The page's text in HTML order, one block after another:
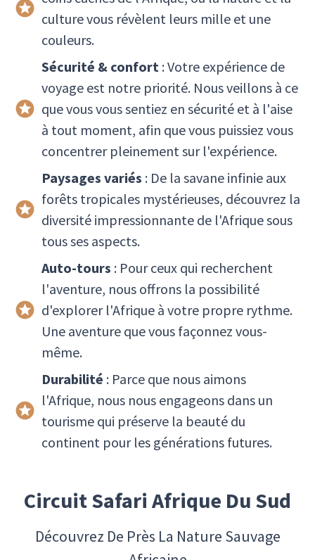
culture vous révèlent leurs mille et une
couleurs.
Sécurité & confort : Votre expérience de
voyage est notre priorité. Nous veillons à ce
que vous vous sentiez en sécurité et à l'aise
à tout moment, afin que vous puissiez vous
concentrer pleinement sur l'expérience.
Paysages variés : De la savane infinie aux
forêts tropicales mystérieuses, découvrez la
diversité impressionnante de l'Afrique sous
tous ses aspects.
Auto-tours : Pour ceux qui recherchent
l'aventure, nous offrons la possibilité
d'explorer l'Afrique à votre propre rythme.
Une aventure que vous façonnez vous-
même.
Durabilité : Parce que nous aimons
l'Afrique, nous nous engageons dans un
tourisme qui préserve la beauté du
continent pour les générations futures.
Circuit Safari Afrique Du Sud
Découvrez De Près La Nature Sauvage